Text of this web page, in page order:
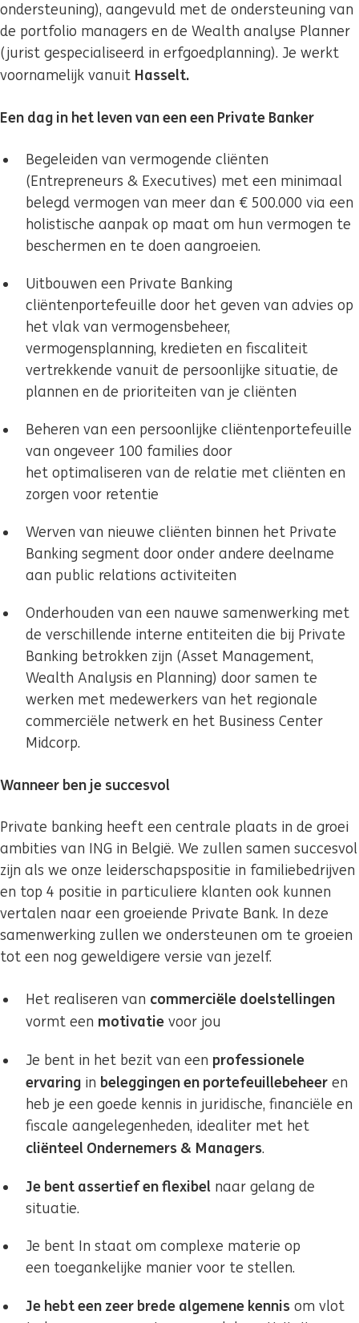
ondersteuning), aangevuld met de ondersteuning van
de portfolio managers en de Wealth analyse Planner
(jurist gespecialiseerd in erfgoedplanning). Je werkt
voornamelijk vanuit Hasselt.
Een dag in het leven van een een Private Banker
Begeleiden van vermogende cliënten
(Entrepreneurs & Executives) met een minimaal
belegd vermogen van meer dan € 500.000 via een
holistische aanpak op maat om hun vermogen te
beschermen en te doen aangroeien.
Uitbouwen een Private Banking
cliëntenportefeuille door het geven van advies op
het vlak van vermogensbeheer,
vermogensplanning, kredieten en fiscaliteit
vertrekkende vanuit de persoonlijke situatie, de
plannen en de prioriteiten van je cliënten
Beheren van een persoonlijke cliëntenportefeuille
van ongeveer 100 families door
het optimaliseren van de relatie met cliënten en
zorgen voor retentie
Werven van nieuwe cliënten binnen het Private
Banking segment door onder andere deelname
aan public relations activiteiten
Onderhouden van een nauwe samenwerking met
de verschillende interne entiteiten die bij Private
Banking betrokken zijn (Asset Management,
Wealth Analysis en Planning) door samen te
werken met medewerkers van het regionale
commerciële netwerk en het Business Center
Midcorp.
Wanneer ben je succesvol
Private banking heeft een centrale plaats in de groei
ambities van ING in België. We zullen samen succesvol
zijn als we onze leiderschapspositie in familiebedrijven
en top 4 positie in particuliere klanten ook kunnen
vertalen naar een groeiende Private Bank. In deze
samenwerking zullen we ondersteunen om te groeien
tot een nog geweldigere versie van jezelf.
Het realiseren van commerciële doelstellingen
vormt een motivatie voor jou
Je bent in het bezit van een professionele
ervaring in beleggingen en portefeuillebeheer en
heb je een goede kennis in juridische, financiële en
fiscale aangelegenheden, idealiter met het
cliënteel Ondernemers & Managers.
Je bent assertief en flexibel naar gelang de
situatie.
Je bent In staat om complexe materie op
een toegankelijke manier voor te stellen.
Je hebt een zeer brede algemene kennis om vlot